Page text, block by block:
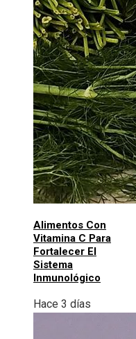
Alimentos Con
Vitamina C Para
Fortalecer El
Sistema
Inmunológico
Hace 3 días